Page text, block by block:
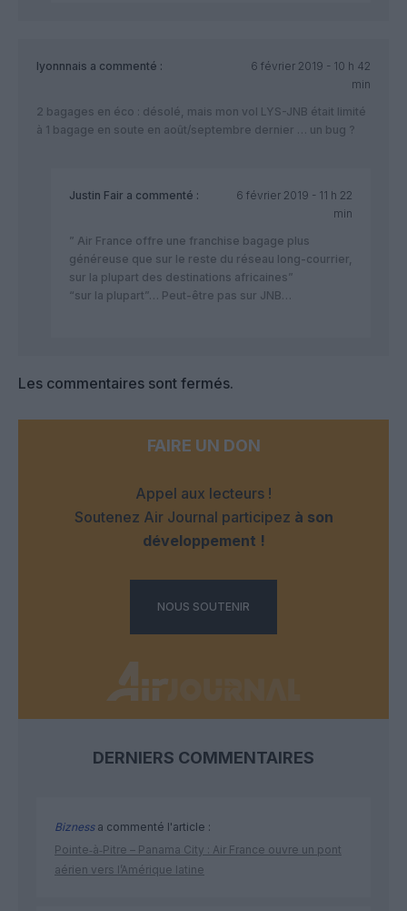
lyonnnais a commenté :
6 février 2019 - 10 h 42
min
2 bagages en éco : désolé, mais mon vol LYS-JNB était limité
à 1 bagage en soute en août/septembre dernier … un bug ?
Justin Fair a commenté :
6 février 2019 - 11 h 22
min
” Air France offre une franchise bagage plus
généreuse que sur le reste du réseau long-courrier,
sur la plupart des destinations africaines”
“sur la plupart”… Peut-être pas sur JNB…
Les commentaires sont fermés.
FAIRE UN DON
Appel aux lecteurs !
Soutenez Air Journal participez à son
développement !
NOUS SOUTENIR
DERNIERS COMMENTAIRES
Biznessa commenté l'article :
Pointe‑à‑Pitre – Panama City : Air France ouvre un pont
aérien vers l’Amérique latine